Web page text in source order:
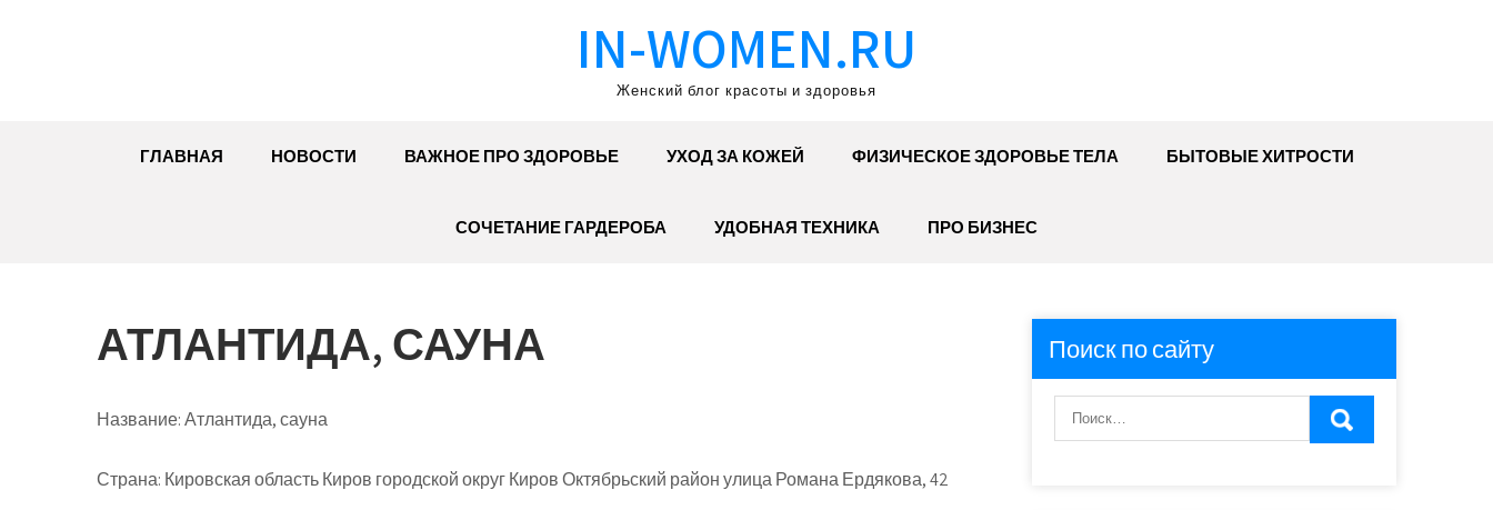
IN-WOMEN.RU
Женский блог красоты и здоровья
ГЛАВНАЯ НОВОСТИ ВАЖНОЕ ПРО ЗДОРОВЬЕ УХОД ЗА КОЖЕЙ ФИЗИЧЕСКОЕ ЗДОРОВЬЕ ТЕЛА БЫТОВЫЕ ХИТРОСТИ
СОЧЕТАНИЕ ГАРДЕРОБА УДОБНАЯ ТЕХНИКА ПРО БИЗНЕС
АТЛАНТИДА, САУНА
Название:Атлантида, сауна
Страна: Кировская область Киров городской округ Киров Октябрьский район улица Романа Ердякова, 42
Поиск по сайту